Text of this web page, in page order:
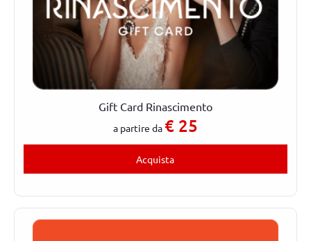
Gift Card Rinascimento
a partire da€ 25
Acquista